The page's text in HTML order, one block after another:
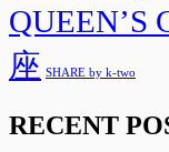
QUEEN’S
座 SHARE by k-two
RECENT